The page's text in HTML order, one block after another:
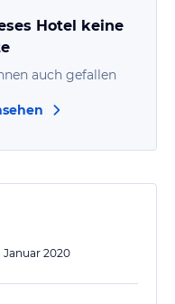
Hotel keine
auch gefallen
Januar 2020